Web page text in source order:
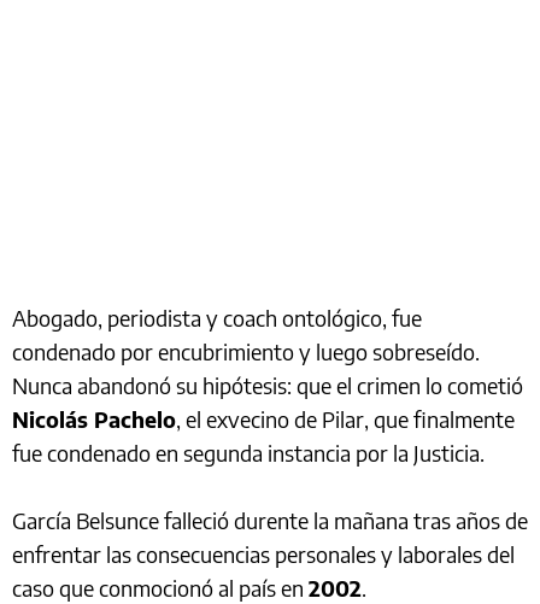
Abogado, periodista y coach ontológico, fue
condenado por encubrimiento y luego sobreseído.
Nunca abandonó su hipótesis: que el crimen lo cometió
Nicolás Pachelo, el exvecino de Pilar, que finalmente
fue condenado en segunda instancia por la Justicia.
García Belsunce falleció durente la mañana tras años de
enfrentar las consecuencias personales y laborales del
caso que conmocionó al país en 2002.